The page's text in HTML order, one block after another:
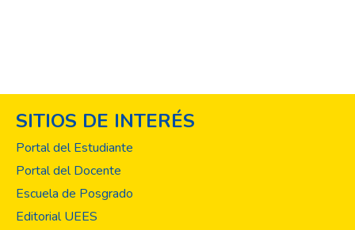
SITIOS DE INTERÉS
Portal del Estudiante
Portal del Docente
Escuela de Posgrado
Editorial UEES